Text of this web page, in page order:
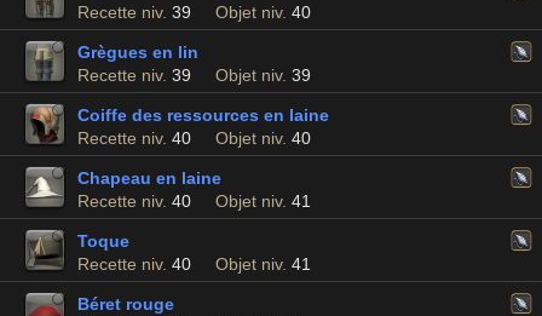
Recette niv. 39 Objet niv. 40
Grègues en lin
Recette niv. 39 Objet niv. 39
Coiffe des ressources en laine
Recette niv. 40 Objet niv. 40
Chapeau en laine
Recette niv. 40 Objet niv. 41
Toque
Recette niv. 40 Objet niv. 41
Béret rouge